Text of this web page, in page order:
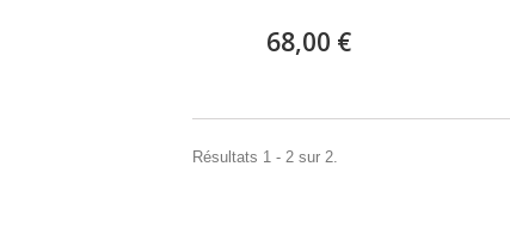
68,00 €
Résultats 1 - 2 sur 2.